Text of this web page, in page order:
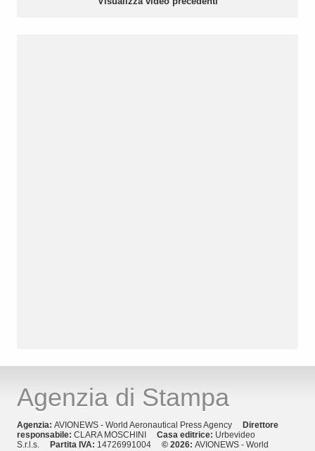
Agenzia di Stampa
Agenzia: AVIONEWS - World Aeronautical Press Agency
Direttore
responsabile: CLARA MOSCHINI Casa editrice: Urbevideo
S.r.l.s.
Partita IVA: 14726991004 © 2026: AVIONEWS - World